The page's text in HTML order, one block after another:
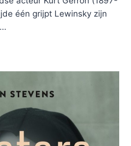
één grijpt Lewinsky zijn